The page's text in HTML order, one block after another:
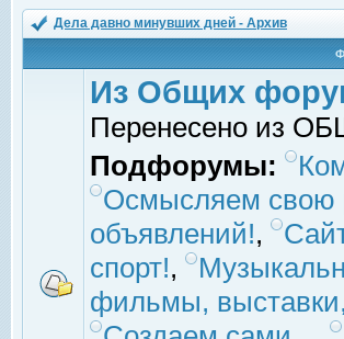
Дела давно минувших дней - Архив
Из Общих
Перенесено из
Подфорумы:
Осмысляем свою
объявлений!,
спорт!,
фильмы,